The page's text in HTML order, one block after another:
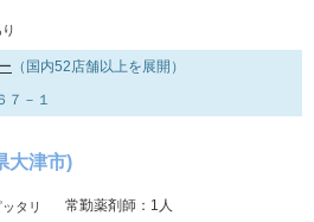
（国内52店舗以上を展開）
７－１
大津市)
タリ
常勤薬剤師：1人